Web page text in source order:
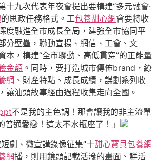
十九次代表年夜會提出要構建“多元融會·
的思政任務格式。工包養甜心網會要將收
度融進全市成長全局，建強全市協同平
分壁壘，聯動宣揚、網信、工會、文
本，構建“全市聯動、高低貫穿”的正能量
金額 。同時，要打造城市傳佈brand，繚
網 、財產特點、成長成績，謀劃系列收
讓汕頭故事經由過程收集走向全國。
不是我的主色調！那會讓我的非主流單
普通愛戀！這太不水瓶座了！」
劇、微宣講錄像征集”十甜心寶貝包養網
網播，則用鏡頭記載活潑的畫面、鮮活